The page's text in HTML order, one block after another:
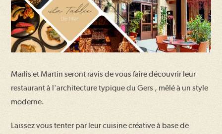
Maïlis et Martin seront ravis de vous faire découvrir leur
restaurant à l'architecture typique du Gers , mêlé à un style
moderne.
Laissez vous tenter par leur cuisine créative à base de